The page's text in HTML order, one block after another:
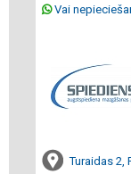
Vai
Turaidas 2,